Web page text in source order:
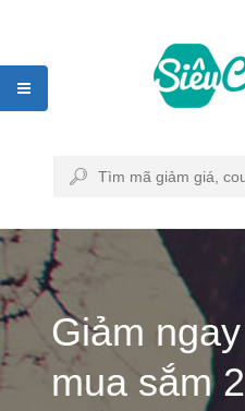
Giảm
mua sắm